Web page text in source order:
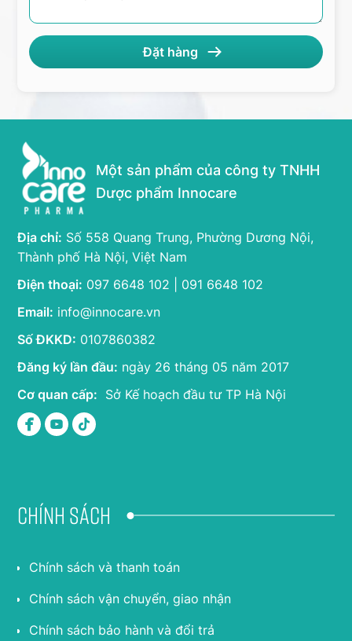
Một sản phẩm của công ty TNHH
Dược phẩm Innocare
Địa chỉ: Số 558 Quang Trung, Phường Dương Nội,
Thành phố Hà Nội, Việt Nam
Điện thoại: 097 6648 102 | 091 6648 102
Email: info@innocare.vn
Số ĐKKD: 0107860382
Đăng ký lần đầu: ngày 26 tháng 05 năm 2017
Cơ quan cấp: Sở Kế hoạch đầu tư TP Hà Nội
Chính sách
Chính sách và thanh toán
Chính sách vận chuyển, giao nhận
Chính sách bảo hành và đổi trả